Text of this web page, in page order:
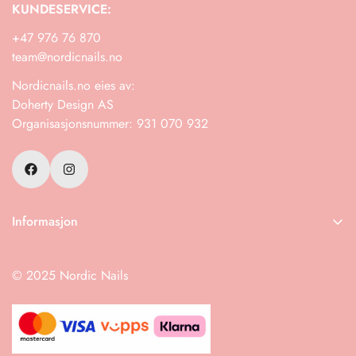
Informasjon
Retur
Salgsbetingelser
Instruksjoner
KUNDESERVICE:
+47 976 76 870
team@nordicnails.no
Nordicnails.no eies av:
Doherty Design AS
Organisasjonsnummer: 931 070 932
© 2025 Nordic Nails